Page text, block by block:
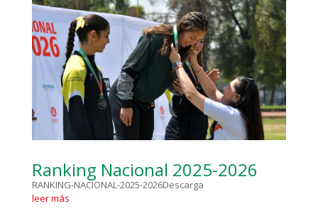
Ranking Nacional 2025-2026
RANKING-NACIONAL-2025-2026Descarga
leer más